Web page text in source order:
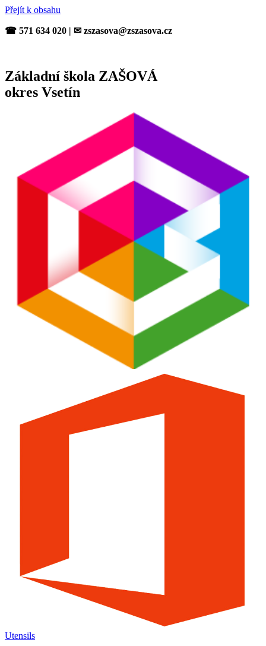
Přejít k obsahu
☎ 571 634 020 | ✉ zszasova@zszasova.cz
Základní škola ZAŠOVÁ
okres Vsetín
Utensils